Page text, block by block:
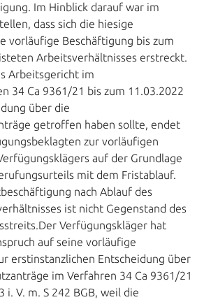
Im Hinblick darauf war im
dass sich die hiesige
vorläufige Beschäftigung bis zum
Arbeitsverhältnisses erstreckt.
Arbeitsgericht im
34 Ca 9361/21 bis zum 11.03.2022
über die
getroffen haben sollte, endet
zur vorläufigen
auf der Grundlage
mit dem Fristablauf.
nach Ablauf des
ist nicht Gegenstand des
Verfügungskläger hat
auf seine vorläufige
erstinstanzlichen Entscheidung über
im Verfahren 34 Ca 9361/21
i. V. m. S 242 BGB, weil die